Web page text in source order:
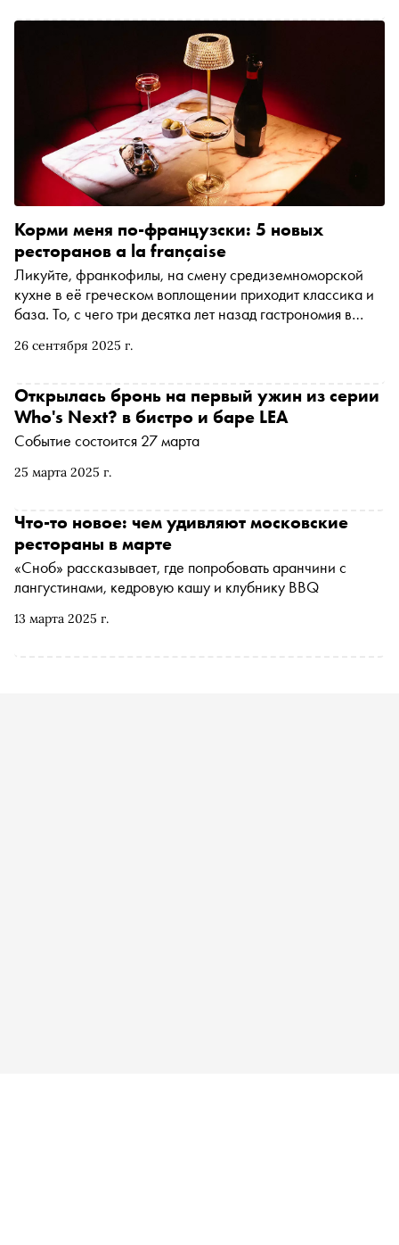
26 сентября 2025 г.
Корми меня по-французски: 5 новых
ресторанов a la française
Ликуйте, франкофилы, на смену средиземноморской
кухне в её греческом воплощении приходит классика и
база. То, с чего три десятка лет назад гастрономия в
вине, тарт татен и другие легенды французской кухни,
столице не было, затем тренд несколько исчерпал себя
— жирные соусы и питательные блюда заменила
витальная итальянская еда. Конечно, у нас есть бистро
«Жеральдин» и гранд-кафе «Шануар», проекты Эрика
ле Прово и ресторан высокой кухни в исполнении
2025 года ситуация изменилась: в городе наблюдается
французская гастрономическая революция. «Сноб»,
вооружившись ножом и вилкой, отправился в самую
гущу событий
25 марта 2025 г.
Открылась бронь на первый ужин из серии
Who's Next? в бистро и баре LEA
Событие состоится 27 марта
13 марта 2025 г.
Что-то новое: чем удивляют московские
рестораны в марте
«Сноб» рассказывает, где попробовать аранчини с
лангустинами, кедровую кашу и клубнику BBQ